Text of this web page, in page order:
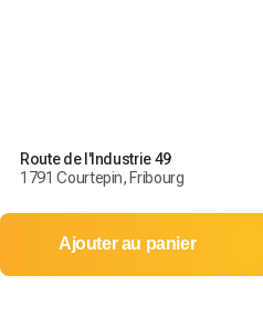
Commandez aujourd'hui
18-25 débembre
Route de l'Industrie 49
1791 Courtepin, Fribourg
Ajouter au panier